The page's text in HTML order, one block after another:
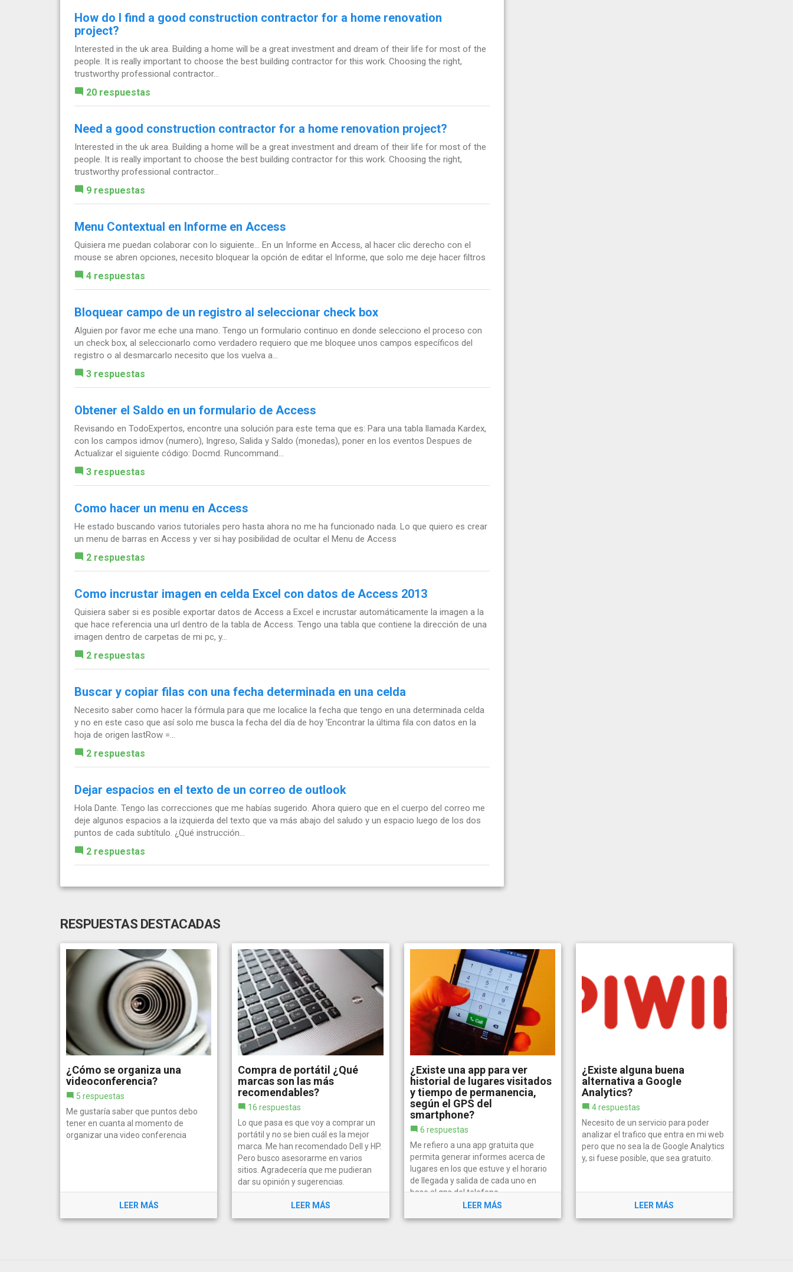
How do I find a good construction contractor for a home renovation
project?
Interested in the uk area. Building a home will be a great investment and dream of their life for most of the
people. It is really important to choose the best building contractor for this work. Choosing the right,
trustworthy professional contractor...
20 respuestas
Need a good construction contractor for a home renovation project?
Interested in the uk area. Building a home will be a great investment and dream of their life for most of the
people. It is really important to choose the best building contractor for this work. Choosing the right,
trustworthy professional contractor...
9 respuestas
Menu Contextual en Informe en Access
Quisiera me puedan colaborar con lo siguiente... En un Informe en Access, al hacer clic derecho con el
mouse se abren opciones, necesito bloquear la opción de editar el Informe, que solo me deje hacer filtros
4 respuestas
Bloquear campo de un registro al seleccionar check box
Alguien por favor me eche una mano. Tengo un formulario continuo en donde selecciono el proceso con
un check box, al seleccionarlo como verdadero requiero que me bloquee unos campos específicos del
registro o al desmarcarlo necesito que los vuelva a...
3 respuestas
Obtener el Saldo en un formulario de Access
Revisando en TodoExpertos, encontre una solución para este tema que es: Para una tabla llamada Kardex,
con los campos idmov (numero), Ingreso, Salida y Saldo (monedas), poner en los eventos Despues de
Actualizar el siguiente código: Docmd. Runcommand...
3 respuestas
Como hacer un menu en Access
He estado buscando varios tutoriales pero hasta ahora no me ha funcionado nada. Lo que quiero es crear
un menu de barras en Access y ver si hay posibilidad de ocultar el Menu de Access
2 respuestas
Como incrustar imagen en celda Excel con datos de Access 2013
Quisiera saber si es posible exportar datos de Access a Excel e incrustar automáticamente la imagen a la
que hace referencia una url dentro de la tabla de Access. Tengo una tabla que contiene la dirección de una
imagen dentro de carpetas de mi pc, y...
2 respuestas
Buscar y copiar filas con una fecha determinada en una celda
Necesito saber como hacer la fórmula para que me localice la fecha que tengo en una determinada celda
y no en este caso que así solo me busca la fecha del día de hoy 'Encontrar la última fila con datos en la
hoja de origen lastRow =...
2 respuestas
Dejar espacios en el texto de un correo de outlook
Hola Dante. Tengo las correcciones que me habías sugerido. Ahora quiero que en el cuerpo del correo me
deje algunos espacios a la izquierda del texto que va más abajo del saludo y un espacio luego de los dos
puntos de cada subtítulo. ¿Qué instrucción...
2 respuestas
RESPUESTAS DESTACADAS
LEER MÁS
¿Cómo se organiza una
videoconferencia?
5 respuestas
Me gustaría saber que puntos debo
tener en cuanta al momento de
organizar una video conferencia
LEER MÁS
Compra de portátil ¿Qué
marcas son las más
recomendables?
16 respuestas
Lo que pasa es que voy a comprar un
portátil y no se bien cuál es la mejor
marca. Me han recomendado Dell y HP.
Pero busco asesorarme en varios
sitios. Agradecería que me pudieran
dar su opinión y sugerencias.
LEER MÁS
¿Existe una app para ver
historial de lugares visitados
y tiempo de permanencia,
según el GPS del
smartphone?
6 respuestas
Me refiero a una app gratuita que
permita generar informes acerca de
lugares en los que estuve y el horario
de llegada y salida de cada uno en
base al gps del telefono.
LEER MÁS
¿Existe alguna buena
alternativa a Google
Analytics?
4 respuestas
Necesito de un servicio para poder
analizar el trafico que entra en mi web
pero que no sea la de Google Analytics
y, si fuese posible, que sea gratuito.